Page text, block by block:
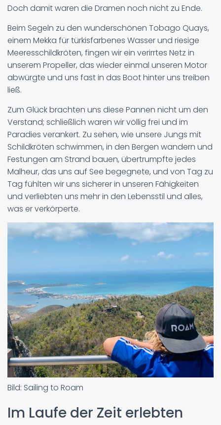
Doch damit waren die Dramen noch nicht zu Ende.
Beim Segeln zu den wunderschönen Tobago Quays,
einem Mekka für türkisfarbenes Wasser und riesige
Meeresschildkröten, fingen wir ein verirrtes Netz in
unserem Propeller, das wieder einmal unseren Motor
abwürgte und uns fast in das Boot hinter uns treiben
ließ.
Zum Glück brachten uns diese Pannen nicht um den
Verstand; schließlich waren wir völlig frei und im
Paradies verankert. Zu sehen, wie unsere Jungs mit
Schildkröten schwimmen, in den Bergen wandern und
Festungen am Strand bauen, übertrumpfte jedes
Malheur, das uns auf See begegnete, und von Tag zu
Tag fühlten wir uns sicherer in unseren Fähigkeiten
und verliebten uns mehr in den Lebensstil und alles,
was er verkörperte.
Bild: Sailing to Roam
Im Laufe der Zeit erlebten